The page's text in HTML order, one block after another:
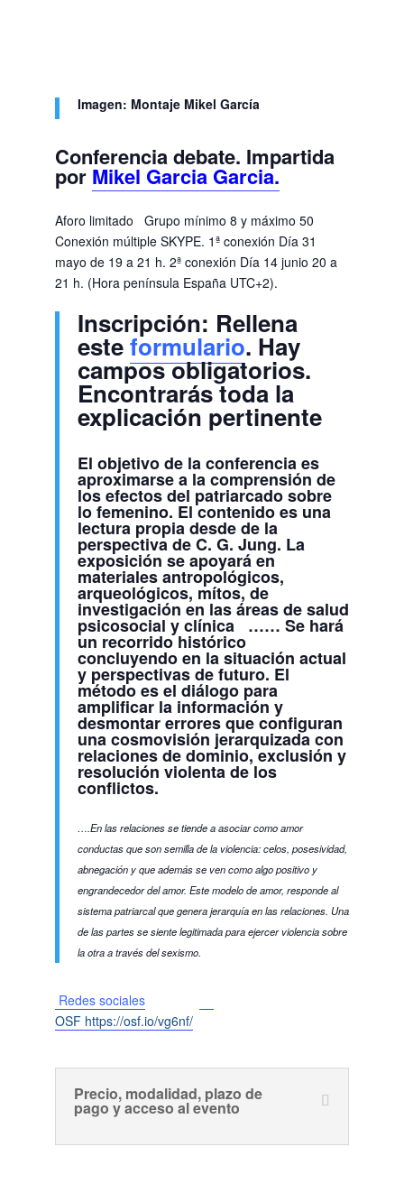
Imagen: Montaje Mikel García
Conferencia debate. Impartida
por Mikel Garcia Garcia.
Aforo limitado Grupo mínimo 8 y máximo 50
Conexión múltiple SKYPE. 1ª conexión Día 31
mayo de 19 a 21 h. 2ª conexión Día 14 junio 20 a
21 h. (Hora península España UTC+2).
Inscripción: Rellena
esteformulario. Hay
campos obligatorios.
Encontrarás toda la
explicación pertinente
El objetivo de la conferencia es
aproximarse a la comprensión de
los efectos del patriarcado sobre
lo femenino. El contenido es una
lectura propia desde de la
perspectiva de C. G. Jung. La
exposición se apoyará en
materiales antropológicos,
arqueológicos, mítos, de
investigación en las áreas de salud
psicosocial y clínica …… Se hará
un recorrido histórico
concluyendo en la situación actual
y perspectivas de futuro. El
método es el diálogo para
amplificar la información y
desmontar errores que configuran
una cosmovisión jerarquizada con
relaciones de dominio, exclusión y
resolución violenta de los
conflictos.
….En las relaciones se tiende a asociar como amor
conductas que son semilla de la violencia: celos, posesividad,
abnegación y que además se ven como algo positivo y
engrandecedor del amor. Este modelo de amor, responde al
sistema patriarcal que genera jerarquía en las relaciones. Una
de las partes se siente legitimada para ejercer violencia sobre
la otra a través del sexismo.
Redes sociales
OSF https://osf.io/vg6nf/
Precio, modalidad, plazo de
pago y acceso al evento